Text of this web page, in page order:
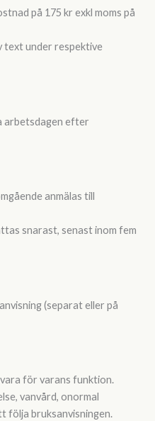
på 175 kr exkl moms på
text under respektive
arbetsdagen efter
anmälas till
snarast, senast inom fem
(separat eller på
för varans funktion.
vanvård, onormal
följa bruksanvisningen.